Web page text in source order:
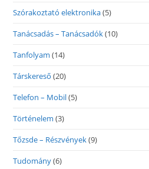
Szórakoztató elektronika(5)
Tanácsadás – Tanácsadók(10)
Tanfolyam (14)
Társkereső (20)
Telefon – Mobil(5)
Történelem (3)
Tőzsde – Részvények(9)
Tudomány(6)